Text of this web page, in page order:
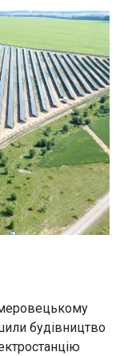
будівництво